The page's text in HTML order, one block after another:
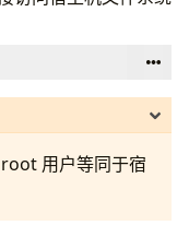
true
用户等同于宿